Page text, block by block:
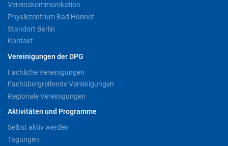
Vereinskommunikation
Physikzentrum Bad Honnef
Standort Berlin
Kontakt
Vereinigungen der DPG
Fachliche Vereinigungen
Fachübergreifende Vereinigungen
Regionale Vereinigungen
Aktivitäten und Programme
Selbst aktiv werden
Tagungen